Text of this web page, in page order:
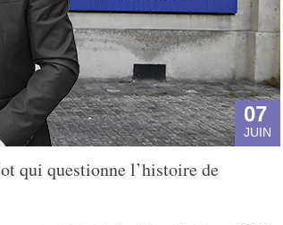
07
JUIN
qui questionne l’histoire de